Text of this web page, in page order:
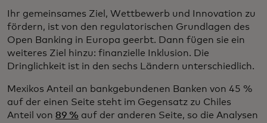
Ihr gemeinsames Ziel, Wettbewerb und Innovation zu
fördern, ist von den regulatorischen Grundlagen des
Open Banking in Europa geerbt. Dann fügen sie ein
weiteres Ziel hinzu: finanzielle Inklusion. Die
Dringlichkeit ist in den sechs Ländern unterschiedlich.
Mexikos Anteil an bankgebundenen Banken von 45 %
auf der einen Seite steht im Gegensatz zu Chiles
Anteil von 89 % auf der anderen Seite, so die Analysen